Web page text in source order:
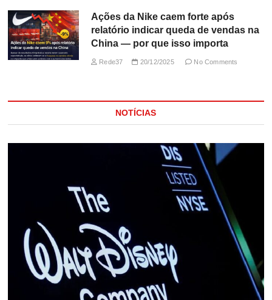
Ações da Nike caem forte após
relatório indicar queda de vendas na
China — por que isso importa
Rede37 20/12/2025 No Comments
NOTÍCIAS